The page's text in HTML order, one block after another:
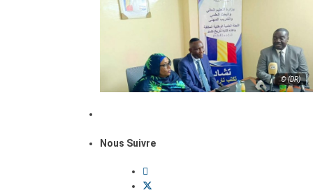
© (DR)
Nous Suivre